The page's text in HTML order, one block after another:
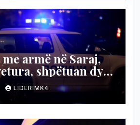
armë në Saraj,
shpëtuan dy
LIDERIMK4